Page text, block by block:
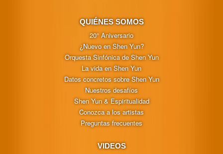
QUIÉNES SOMOS
20° Aniversario
¿Nuevo en Shen Yun?
Orquesta Sinfónica de Shen Yun
La vida en Shen Yun
Datos concretos sobre Shen Yun
Nuestros desafíos
Shen Yun & Espiritualidad
Conozca a los artistas
Preguntas frecuentes
VIDEOS